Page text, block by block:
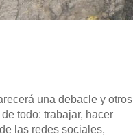
una debacle y otros
todo: trabajar, hacer
las redes sociales,